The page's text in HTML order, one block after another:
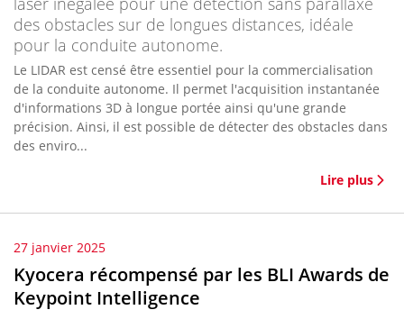
des obstacles sur de longues distances, idéale
pour la conduite autonome.
Le LIDAR est censé être essentiel pour la commercialisation
de la conduite autonome. Il permet l'acquisition instantanée
d'informations 3D à longue portée ainsi qu'une grande
précision. Ainsi, il est possible de détecter des obstacles dans
des enviro...
Lire plus
27 janvier 2025
Kyocera récompensé par les BLI Awards de
Keypoint Intelligence